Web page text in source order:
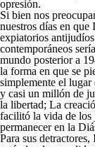
opresión.
Si bien nos
nuestros días en que
expiatorios
contemporáneos
mundo posterior a
la forma en que se
simplemente el
y casi un millón de
la libertad; La
facilitó la vida de los
permanecer en la
Para sus